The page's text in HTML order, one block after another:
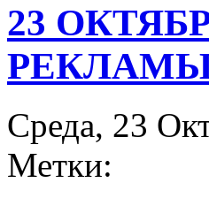
23
Среда, 23
Метки: